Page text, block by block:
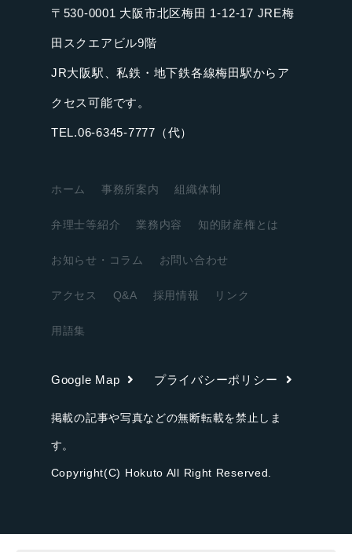
〒530-0001 大阪市北区梅田 1-12-17 JRE梅
田スクエアビル9階
JR大阪駅、私鉄・地下鉄各線梅田駅からア
クセス可能です。
TEL.06-6345-7777（代）
ホーム 事務所案内 組織体制
弁理士等紹介 業務内容 知的財産権とは
お知らせ・コラム お問い合わせ
アクセス Q&A 採用情報 リンク
用語集
Google Map プライバシーポリシー
掲載の記事や写真などの無断転載を禁止しま
す。
Copyright(C) Hokuto All Right Reserved.